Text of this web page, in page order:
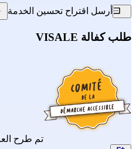
أرسل اقتراح تحسين الخدمة
طلب كفالة VISALE
تم طرح